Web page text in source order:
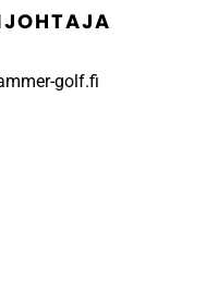
golf.fi